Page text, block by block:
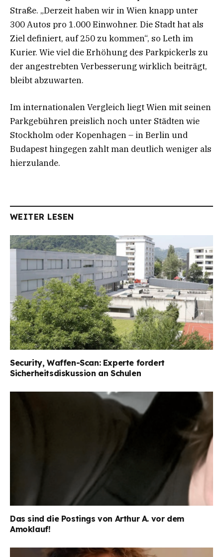
Straße. „Derzeit haben wir in Wien knapp unter
300 Autos pro 1.000 Einwohner. Die Stadt hat als
Ziel definiert, auf 250 zu kommen“, so Leth im
Kurier. Wie viel die Erhöhung des Parkpickerls zu
der angestrebten Verbesserung wirklich beiträgt,
bleibt abzuwarten.
Im internationalen Vergleich liegt Wien mit seinen
Parkgebühren preislich noch unter Städten wie
Stockholm oder Kopenhagen – in Berlin und
Budapest hingegen zahlt man deutlich weniger als
hierzulande.
WEITER LESEN
Security, Waffen-Scan: Experte fordert
Sicherheitsdiskussion an Schulen
Das sind die Postings von Arthur A. vor dem
Amoklauf!